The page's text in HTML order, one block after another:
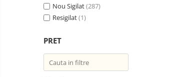
Telefoane mobile Xiaomi
Telefoane mobile AGM
Telefoane mobile ALTE
Nou Sigilat(287)
Resigilat(1)
PRET